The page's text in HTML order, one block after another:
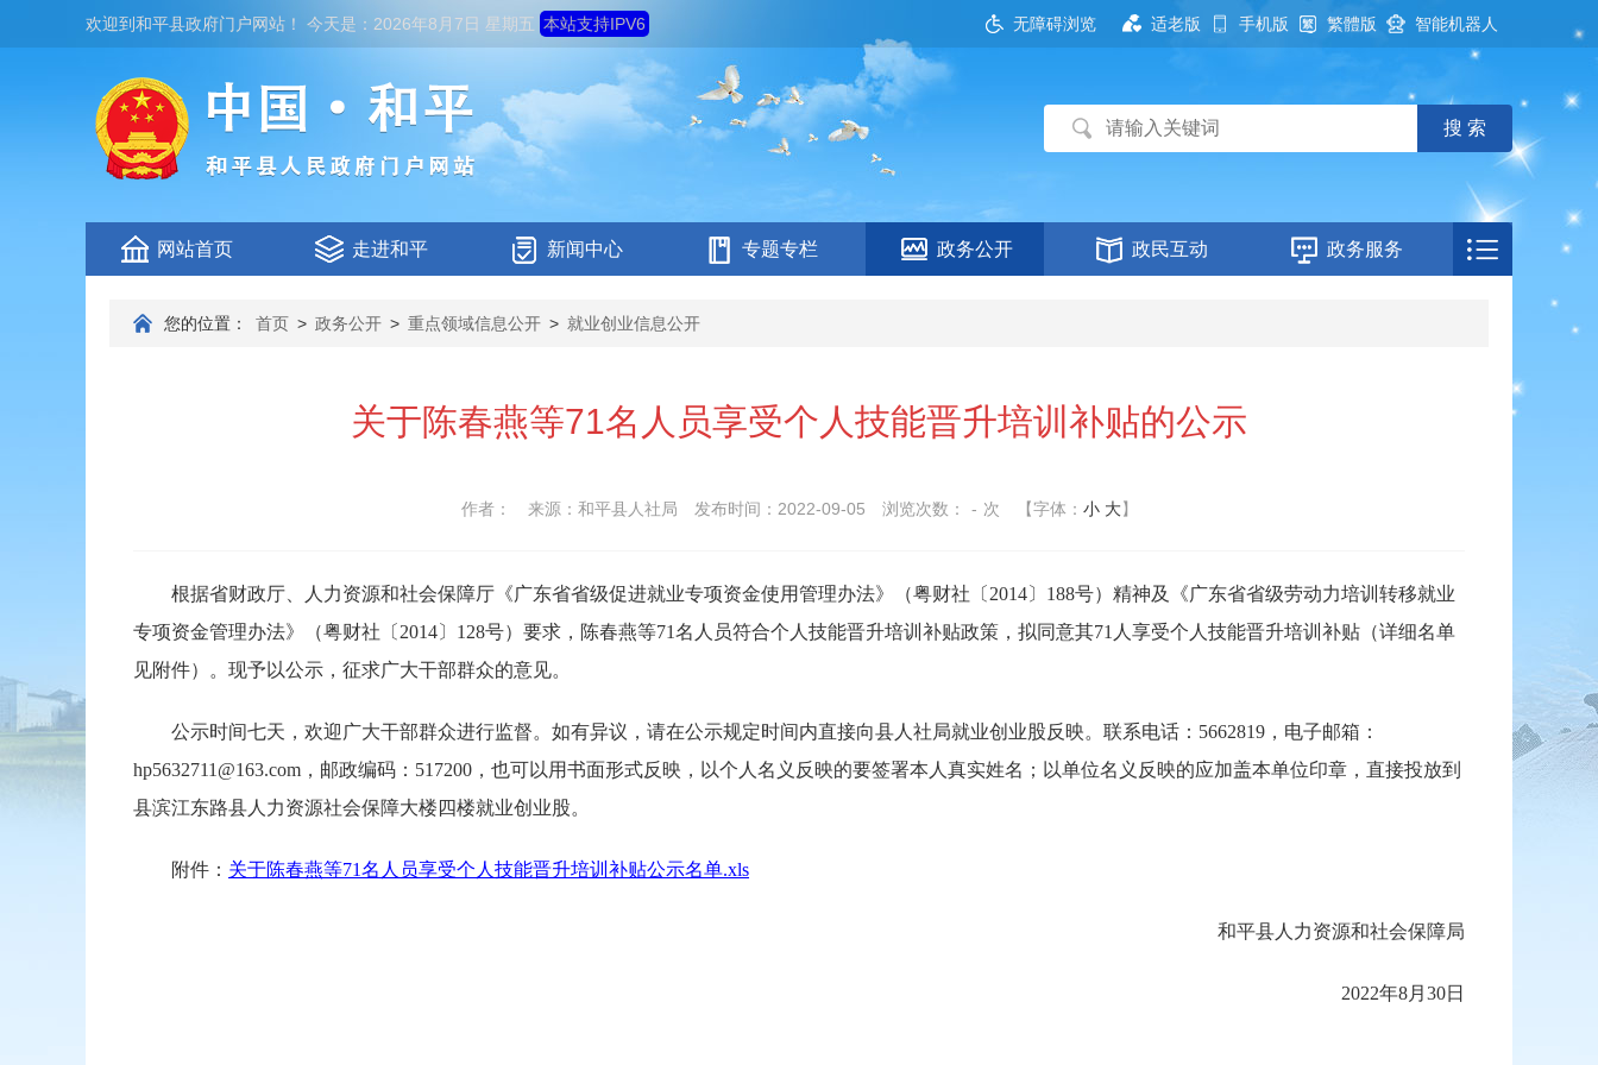
欢迎到和平县政府门户网站 ！ 今天是： 2026年8月7日 星期五 本站支持IPV6 无障碍浏览 适老版 手机版 繁體版 智能机器人
网站首页 走进和平 新闻中心 专题专栏 政务公开 政民互动 政务服务
您的位置： 首页 > 政务公开 > 重点领域信息公开 > 就业创业信息公开
关于陈春燕等71名人员享受个人技能晋升培训补贴的公示
作者： 来源：和平县人社局 发布时间：2022-09-05 浏览次数： - 次 【字体： 小 大】
根据省财政厅、人力资源和社会保障厅《广东省省级促进就业专项资金使用管理办法》（粤财社〔2014〕188号）精神及《广东省省级劳动力培训转移就业
专项资金管理办法》（粤财社〔2014〕128号）要求，陈春燕等71名人员符合个人技能晋升培训补贴政策，拟同意其71人享受个人技能晋升培训补贴（详细名单
见附件）。现予以公示，征求广大干部群众的意见。
公示时间七天，欢迎广大干部群众进行监督。如有异议，请在公示规定时间内直接向县人社局就业创业股反映。联系电话：5662819，电子邮箱：
hp5632711@163.com，邮政编码：517200，也可以用书面形式反映，以个人名义反映的要签署本人真实姓名；以单位名义反映的应加盖本单位印章，直接投放到
县滨江东路县人力资源社会保障大楼四楼就业创业股。
附件： 关于陈春燕等71名人员享受个人技能晋升培训补贴公示名单.xls
和平县人力资源和社会保障局
2022年8月30日